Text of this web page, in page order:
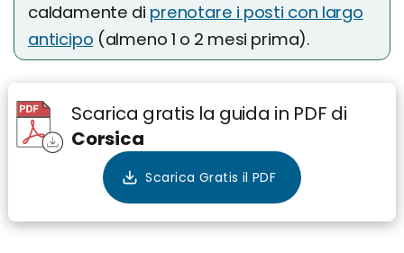
caldamente di prenotare i posti con largo
anticipo (almeno 1 o 2 mesi prima).
Scarica gratis la guida in PDF di
Corsica